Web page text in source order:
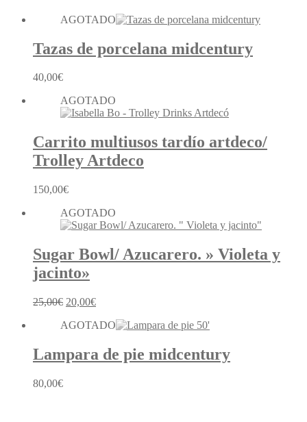
AGOTADO
Tazas de porcelana midcentury
40,00€
AGOTADO
Carrito multiusos tardío artdeco/
Trolley Artdeco
150,00€
AGOTADO
Sugar Bowl/ Azucarero. » Violeta y
jacinto»
25,00€ El
original
25,00€.
20,00€El
actual
20,00€.
AGOTADO
Lampara de pie midcentury
80,00€